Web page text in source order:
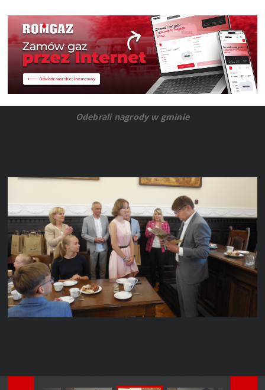
Odebrali nagrody w gminie